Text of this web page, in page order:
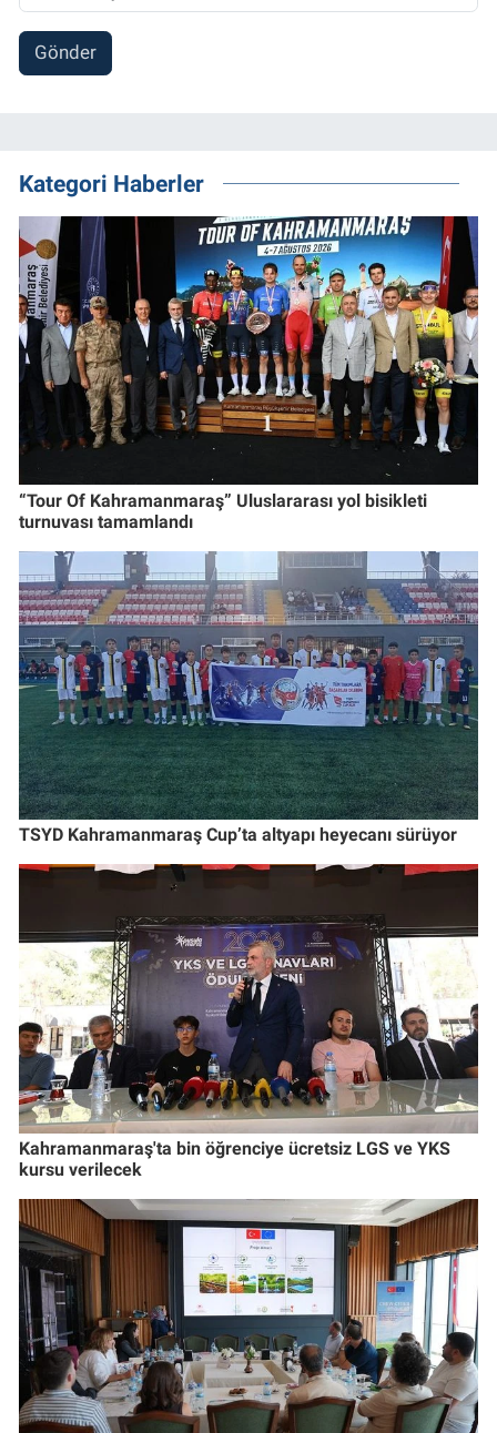
Gönder
Kategori Haberler
“Tour Of Kahramanmaraş” Uluslararası yol bisikleti
turnuvası tamamlandı
TSYD Kahramanmaraş Cup’ta altyapı heyecanı sürüyor
Kahramanmaraş'ta bin öğrenciye ücretsiz LGS ve YKS
kursu verilecek